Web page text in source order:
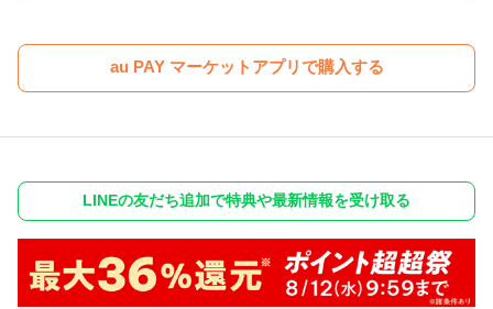
au PAY マーケットアプリで購入する
LINEの友だち追加で特典や最新情報を受け取る